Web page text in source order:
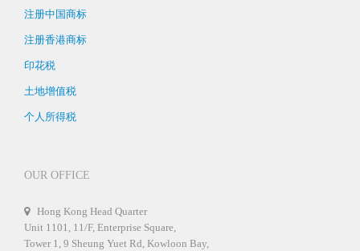
注册中国商标
注册香港商标
印花税
土地增值税
个人所得税
OUR OFFICE
Hong Kong Head Quarter
Unit 1101, 11/F, Enterprise Square,
Tower 1, 9 Sheung Yuet Rd, Kowloon Bay,